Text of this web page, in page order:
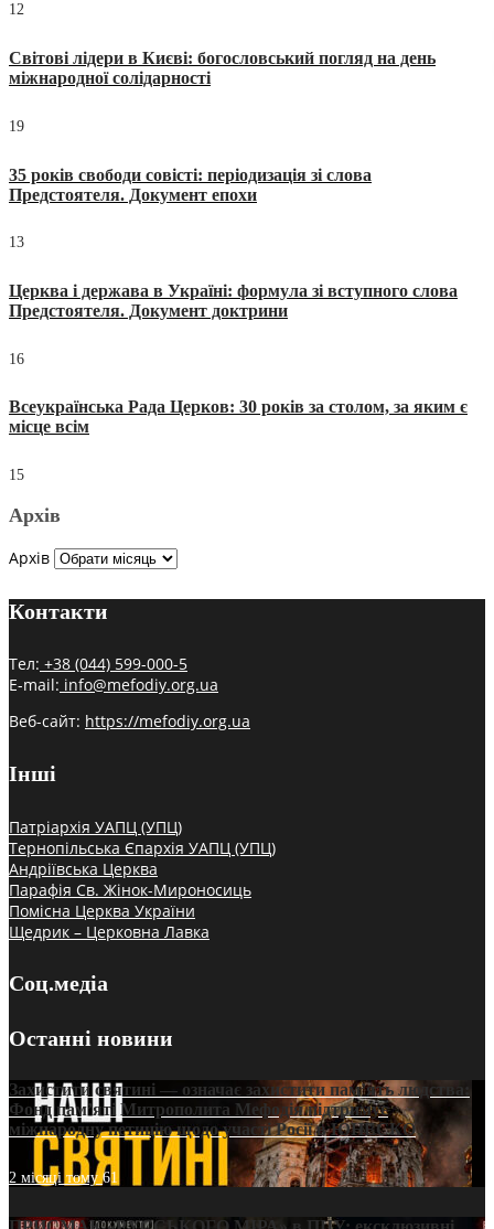
12
Світові лідери в Києві: богословський погляд на день
міжнародної солідарності
19
35 років свободи совісті: періодизація зі слова
Предстоятеля. Документ епохи
13
Церква і держава в Україні: формула зі вступного слова
Предстоятеля. Документ доктрини
16
Всеукраїнська Рада Церков: 30 років за столом, за яким є
місце всім
15
Архів
Архів
Контакти
Тел: +38 (044) 599-000-5
E-mail: info@mefodiy.org.ua
Веб-сайт: https://mefodiy.org.ua
Інші
Патріархія УАПЦ (УПЦ)
Тернопільська Єпархія УАПЦ (УПЦ)
Андріївська Церква
Парафія Св. Жінок-Мироносиць
Помісна Церква України
Щедрик – Церковна Лавка
Соц.медіа
Останні новини
Захистити святині — означає захистити пам’ять людства:
Фонд пам’яті Митрополита Мефодія підтримує
міжнародну петицію щодо участі Росії в ЮНЕСКО
2 місяці тому61